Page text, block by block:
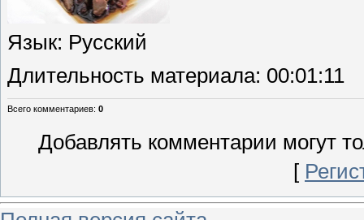
Язык: Русский
Длительность материала: 00:01:11
Всего комментариев: 0
Добавлять комментарии могут
[